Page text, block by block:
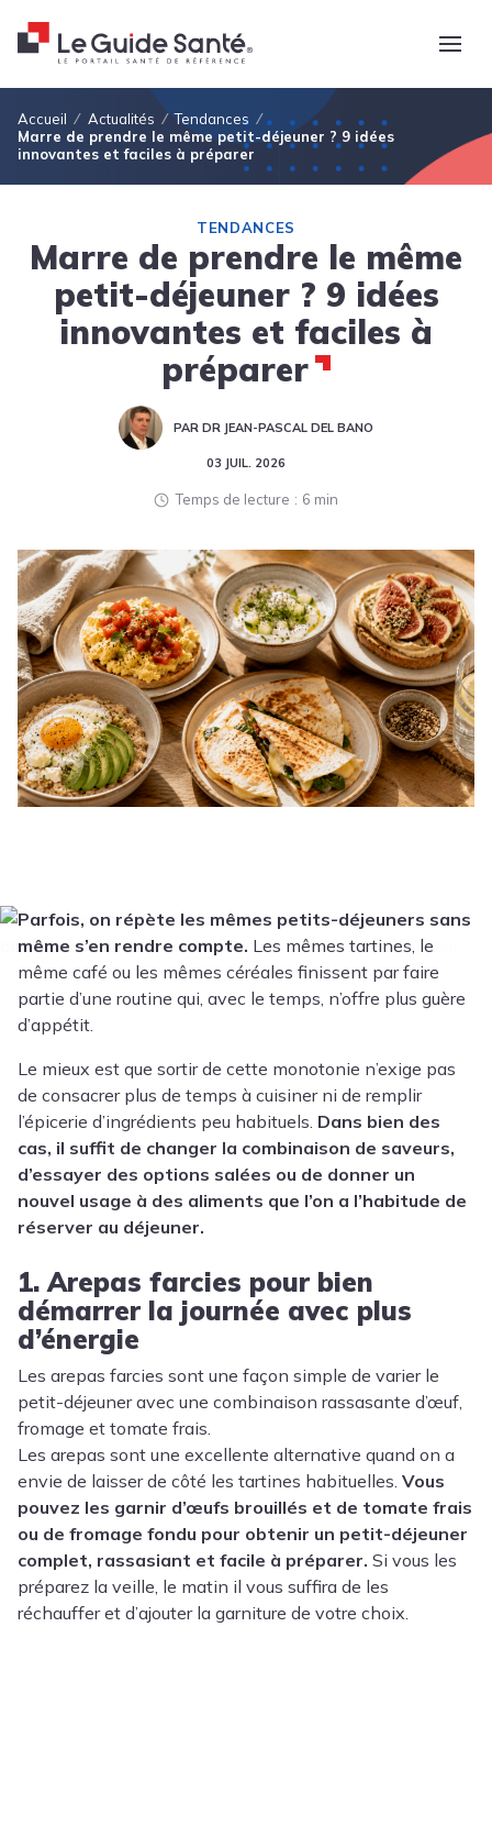
Fil d'Ariane
Accueil Actualités
Tendances
Marre de prendre le même petit-déjeuner ? 9 idées
innovantes et faciles à préparer
TENDANCES
Marre de prendre le même
petit-déjeuner ? 9 idées
innovantes et faciles à
préparer
PAR DR JEAN-PASCAL DEL BANO
03 JUIL. 2026
Temps de lecture 6 min
Parfois, on répète les mêmes petits-déjeuners sans
même s’en rendre compte. Les mêmes tartines, le
même café ou les mêmes céréales finissent par faire
partie d’une routine qui, avec le temps, n’offre plus guère
d’appétit.
Le mieux est que sortir de cette monotonie n’exige pas
de consacrer plus de temps à cuisiner ni de remplir
l’épicerie d’ingrédients peu habituels. Dans bien des
cas, il suffit de changer la combinaison de saveurs,
d’essayer des options salées ou de donner un
nouvel usage à des aliments que l’on a l’habitude de
réserver au déjeuner.
1. Arepas farcies pour bien
démarrer la journée avec plus
d’énergie
Les arepas farcies sont une façon simple de varier le
petit-déjeuner avec une combinaison rassasante d’œuf,
fromage et tomate frais.
Les arepas sont une excellente alternative quand on a
envie de laisser de côté les tartines habituelles. Vous
pouvez les garnir d’œufs brouillés et de tomate frais
ou de fromage fondu pour obtenir un petit-déjeuner
complet, rassasiant et facile à préparer. Si vous les
préparez la veille, le matin il vous suffira de les
réchauffer et d’ajouter la garniture de votre choix.